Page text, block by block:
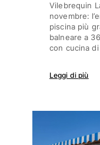
Ispirazioni
LE SPIAGGE
Magazine
Portale dei
Vilebrequin
novembre:
piscina più
balneare a
con cucina
Leggi di più